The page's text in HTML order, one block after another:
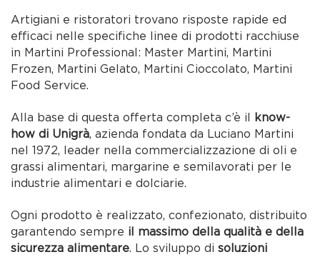
Artigiani e ristoratori trovano risposte rapide ed
efficaci nelle specifiche linee di prodotti racchiuse
in Martini Professional: Master Martini, Martini
Frozen, Martini Gelato, Martini Cioccolato, Martini
Food Service.
Alla base di questa offerta completa c’è il know-
how di Unigrà, azienda fondata da Luciano Martini
nel 1972, leader nella commercializzazione di oli e
grassi alimentari, margarine e semilavorati per le
industrie alimentari e dolciarie.
Ogni prodotto è realizzato, confezionato, distribuito
garantendo sempre il massimo della qualità e della
sicurezza alimentare. Lo sviluppo disoluzioni